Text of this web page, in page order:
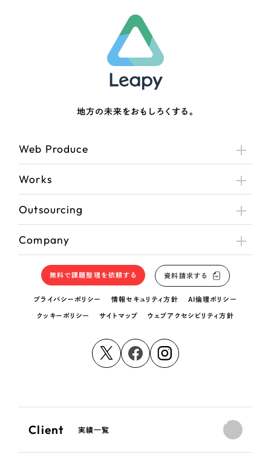
地方の未来をおもしろくする。
Web Produce
Works
Outsourcing
Company
無料で課題整理を依頼する 資料請求する
プライバシーポリシー 情報セキュリティ方針 AI倫理ポリシー
クッキーポリシー サイトマップ ウェブアクセシビリティ方針
Client 実績一覧